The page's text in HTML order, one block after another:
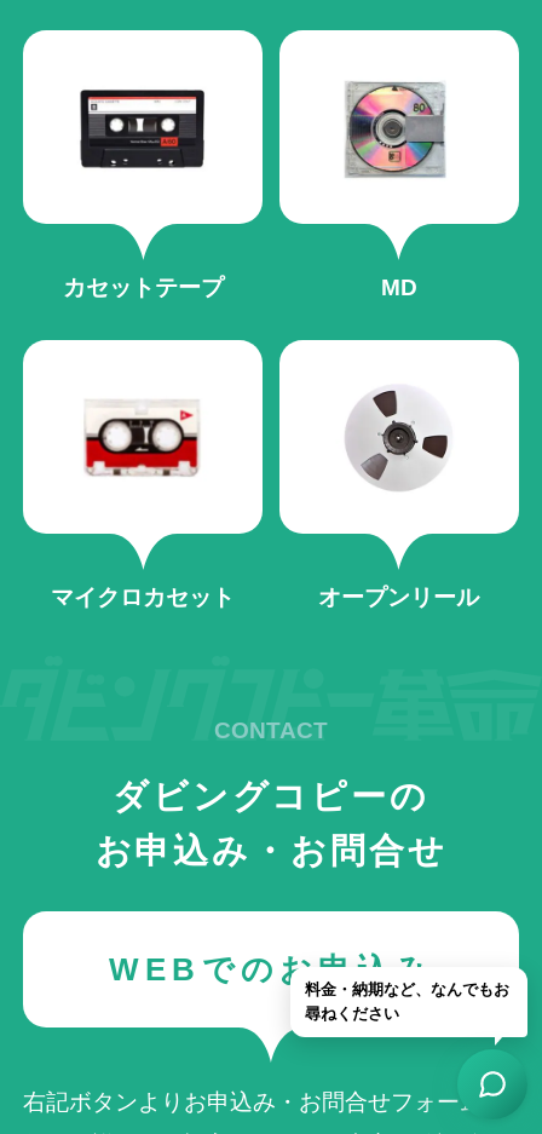
カセットテープ MD
マイクロカセット オープンリール
ダビングコピーの
お申込み・お問合せ
WEBでのお申込み
右記ボタンよりお申込み・お問合せフォームへ